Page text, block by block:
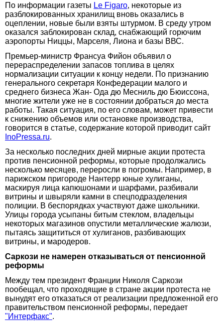
По информации газеты Le Figaro, некоторые из
разблокированных хранилищ вновь оказались в
оцеплении, новые были взяты штурмом. В среду утром
оказался заблокирован склад, снабжающий горючим
аэропорты Ниццы, Марселя, Лиона и базы ВВС.
Премьер-министр Франсуа Фийон объявил о
перераспределении запасов топлива в целях
нормализации ситуации к концу недели. По признанию
генерального секретаря Конфедерации малого и
среднего бизнеса Жан- Ода дю Месниль дю Бюиссона,
многие жители уже не в состоянии добраться до места
работы. Такая ситуация, по его словам, может привести
к снижению объемов или остановке производства,
говорится в статье, содержание которой приводит сайт
InoPressa.ru.
За несколько последних дней мирные акции протеста
против пенсионной реформы, которые продолжались
несколько месяцев, переросли в погромы. Например, в
парижском пригороде Нантерр юные хулиганы,
маскируя лица капюшонами и шарфами, разбивали
витрины и швыряли камни в спецподразделения
полиции. В беспорядках участвуют даже школьники.
Улицы города усыпаны битым стеклом, владельцы
некоторых магазинов опустили металлические жалюзи,
пытаясь защититься от хулиганов, разбивающих
витрины, и мародеров.
Саркози не намерен отказываться от пенсионной
реформы
Между тем президент Франции Николя Саркози
пообещал, что проходящие в стране акции протеста не
вынудят его отказаться от реализации предложенной его
правительством пенсионной реформы, передает
"Интерфакс".